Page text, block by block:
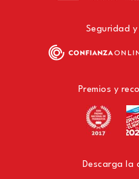
Seguridad
Premios y
Descarga la